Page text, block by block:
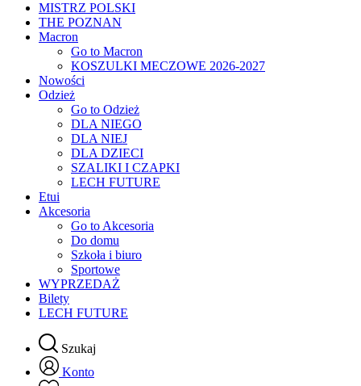
MISTRZ POLSKI
THE POZNAN
Macron
Go to Macron
KOSZULKI MECZOWE 2026-2027
Nowości
Odzież
Go to Odzież
DLA NIEGO
DLA NIEJ
DLA DZIECI
SZALIKI I CZAPKI
LECH FUTURE
Etui
Akcesoria
Go to Akcesoria
Do domu
Szkoła i biuro
Sportowe
WYPRZEDAŻ
Bilety
LECH FUTURE
Szukaj
Konto